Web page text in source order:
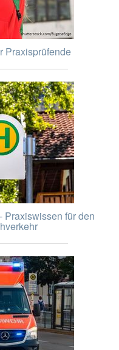
Praxisprüfende
Praxiswissen für den